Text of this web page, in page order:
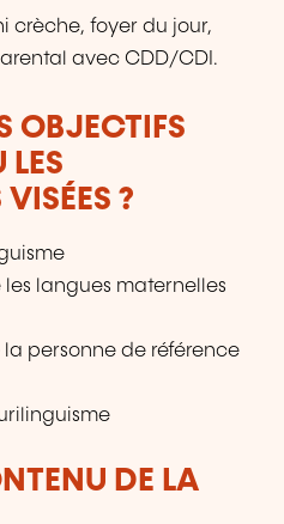
crèche, foyer du jour,
avec CDD/CDI.
OBJECTIFS
LES
?
langues maternelles
personne de référence
DE LA